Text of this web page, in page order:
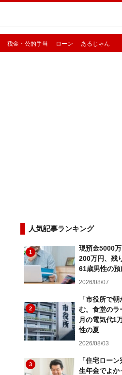
税金・公的手当 ローン あるじゃん
人気記事ランキング
1
現預金5000
200万円、残
61歳男性の預
2026/08/07
2
「市役所で
む。食堂のラ
月の電気代1
性の夏
2026/08/03
3
「住宅ロー
生年金でよか